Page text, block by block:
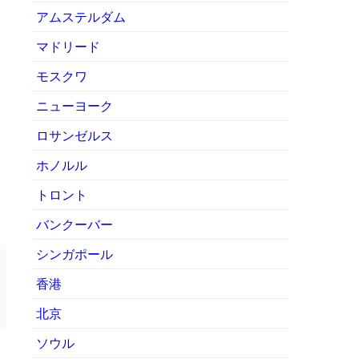
アムステルダム
マドリード
モスクワ
ニューヨーク
ロサンゼルス
ホノルル
トロント
バンクーバー
シンガポール
香港
北京
ソウル